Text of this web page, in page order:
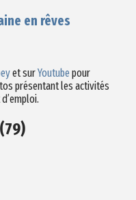
en rêves
et surYoutube pour
présentant les activités